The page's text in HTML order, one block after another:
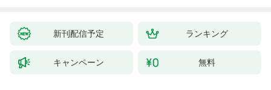
新刊配信予定 ランキング
キャンペーン 無料